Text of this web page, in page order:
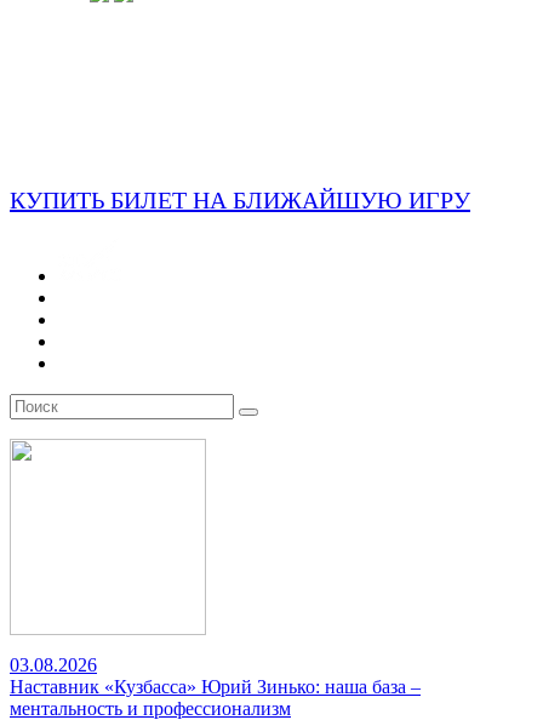
КУПИТЬ БИЛЕТ НА БЛИЖАЙШУЮ ИГРУ
03.08.2026
Наставник «Кузбасса» Юрий Зинько: наша база –
ментальность и профессионализм